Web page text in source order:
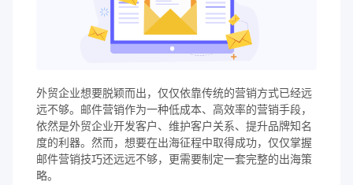
外贸企业想要脱颖而出，仅仅依靠传统的营销方式已经远
远不够。邮件营销作为一种低成本、高效率的营销手段，
依然是外贸企业开发客户、维护客户关系、提升品牌知名
度的利器。然而，想要在出海征程中取得成功，仅仅掌握
邮件营销技巧还远远不够，更需要制定一套完整的出海策
略。